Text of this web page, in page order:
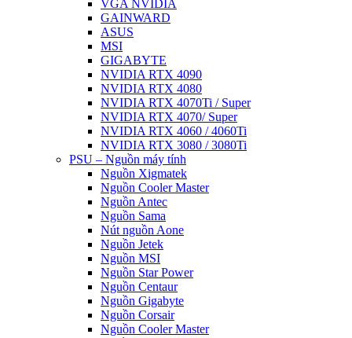
VGA NVIDIA
GAINWARD
ASUS
MSI
GIGABYTE
NVIDIA RTX 4090
NVIDIA RTX 4080
NVIDIA RTX 4070Ti / Super
NVIDIA RTX 4070/ Super
NVIDIA RTX 4060 / 4060Ti
NVIDIA RTX 3080 / 3080Ti
PSU – Nguồn máy tính
Nguồn Xigmatek
Nguồn Cooler Master
Nguồn Antec
Nguồn Sama
Nút nguồn Aone
Nguồn Jetek
Nguồn MSI
Nguồn Star Power
Nguồn Centaur
Nguồn Gigabyte
Nguồn Corsair
Nguồn Cooler Master